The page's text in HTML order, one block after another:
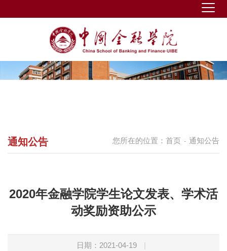
您所在的位置： 首页 - 通知公告
通知公告
2020年金融学院学生论文发表、学术活
动奖励资助公示
日期：2021-04-19 |